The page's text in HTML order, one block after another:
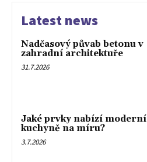
Latest news
Nadčasový půvab betonu v
zahradní architektuře
31.7.2026
Jaké prvky nabízí moderní
kuchyně na míru?
3.7.2026